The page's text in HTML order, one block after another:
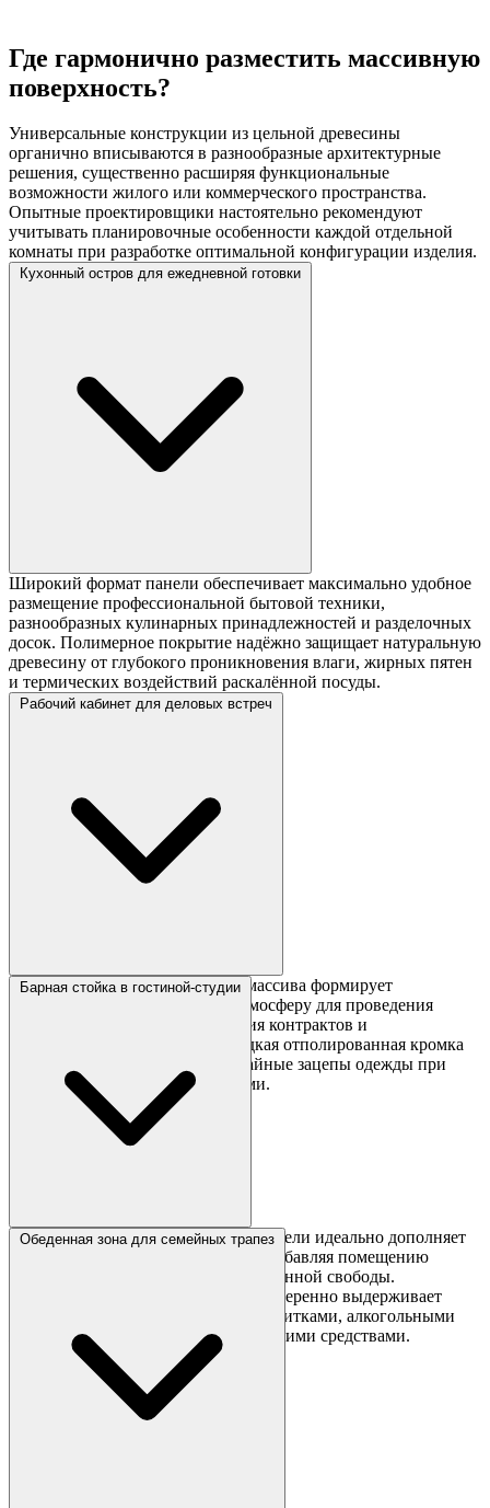
Где гармонично разместить массивную
поверхность?
Универсальные конструкции из цельной древесины
органично вписываются в разнообразные архитектурные
решения, существенно расширяя функциональные
возможности жилого или коммерческого пространства.
Опытные проектировщики настоятельно рекомендуют
учитывать планировочные особенности каждой отдельной
комнаты при разработке оптимальной конфигурации изделия.
Кухонный остров для ежедневной готовки
Широкий формат панели обеспечивает максимально удобное
размещение профессиональной бытовой техники,
разнообразных кулинарных принадлежностей и разделочных
досок. Полимерное покрытие надёжно защищает натуральную
древесину от глубокого проникновения влаги, жирных пятен
и термических воздействий раскалённой посуды.
Рабочий кабинет для деловых встреч
Благородная глубокая текстура массива формирует
невероятно презентабельную атмосферу для проведения
важных переговоров, подписания контрактов и
стратегических совещаний. Гладкая отполированная кромка
полностью предотвращает случайные зацепы одежды при
длительной работе с документами.
Барная стойка в гостиной-студии
Элегантный фигурный профиль панели идеально дополняет
современные интерьерные стили, добавляя помещению
визуальной лёгкости и пространственной свободы.
Закалённое эпоксидное покрытие уверенно выдерживает
постоянный контакт с горячими напитками, алкогольными
жидкостями и агрессивными чистящими средствами.
Обеденная зона для семейных трапез